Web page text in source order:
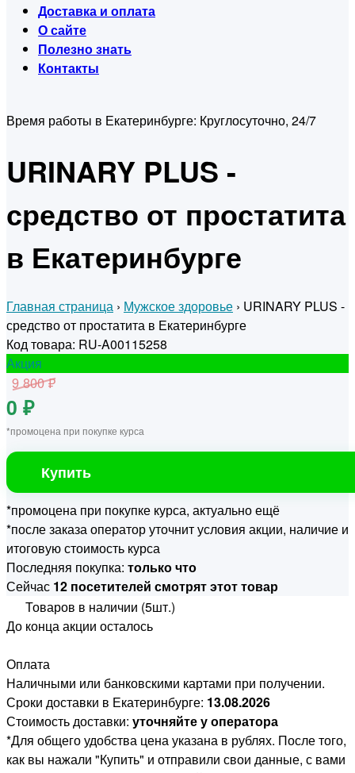
Доставка и оплата
О сайте
Полезно знать
Контакты
Время работы в Екатеринбурге: Круглосуточно, 24/7
URINARY PLUS -
средство от простатита
в Екатеринбурге
Главная страница › Мужское здоровье › URINARY PLUS -
средство от простатита в Екатеринбурге
Код товара: RU-A00115258
Акция
9 800 ₽
0 ₽
*промоцена при покупке курса
Купить
*промоцена при покупке курса, актуально ещё
*после заказа оператор уточнит условия акции, наличие и
итоговую стоимость курса
Последняя покупка: только что
Сейчас 12 посетителей смотрят этот товар
Товаров в наличии (5шт.)
До конца акции осталось
Оплата
Наличными или банковскими картами при получении.
Сроки доставки в Екатеринбурге: 13.08.2026
Стоимость доставки: уточняйте у оператора
*Для общего удобства цена указана в рублях. После того,
как вы нажали "Купить" и отправили свои данные, с вами